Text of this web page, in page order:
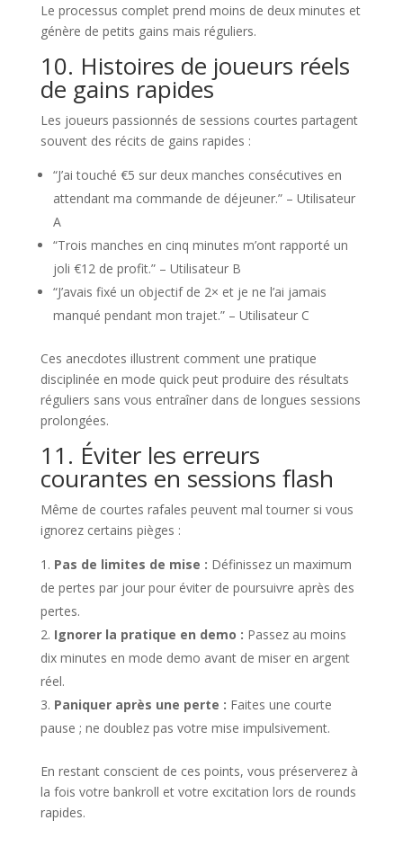
Le processus complet prend moins de deux minutes et
génère de petits gains mais réguliers.
10. Histoires de joueurs réels
de gains rapides
Les joueurs passionnés de sessions courtes partagent
souvent des récits de gains rapides :
“J’ai touché €5 sur deux manches consécutives en
attendant ma commande de déjeuner.” – Utilisateur
A
“Trois manches en cinq minutes m’ont rapporté un
joli €12 de profit.” – Utilisateur B
“J’avais fixé un objectif de 2× et je ne l’ai jamais
manqué pendant mon trajet.” – Utilisateur C
Ces anecdotes illustrent comment une pratique
disciplinée en mode quick peut produire des résultats
réguliers sans vous entraîner dans de longues sessions
prolongées.
11. Éviter les erreurs
courantes en sessions flash
Même de courtes rafales peuvent mal tourner si vous
ignorez certains pièges :
Pas de limites de mise : Définissez un maximum
de pertes par jour pour éviter de poursuivre après des
pertes.
Ignorer la pratique en demo : Passez au moins
dix minutes en mode demo avant de miser en argent
réel.
Paniquer après une perte : Faites une courte
pause ; ne doublez pas votre mise impulsivement.
En restant conscient de ces points, vous préserverez à
la fois votre bankroll et votre excitation lors de rounds
rapides.